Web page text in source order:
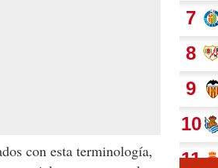
con esta terminología,